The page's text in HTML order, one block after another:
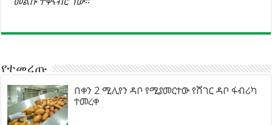
የተመረጡ
በቀን 2 ሚሊየን ዳቦ የሚያመርተው የሸገር ዳቦ ፋብሪካ
ተመረቀ